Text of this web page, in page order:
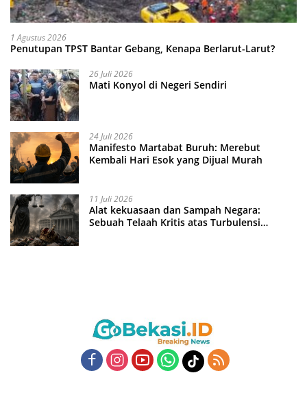
1 Agustus 2026
Penutupan TPST Bantar Gebang, Kenapa Berlarut-Larut?
26 Juli 2026
Mati Konyol di Negeri Sendiri
24 Juli 2026
Manifesto Martabat Buruh: Merebut
Kembali Hari Esok yang Dijual Murah
11 Juli 2026
Alat kekuasaan dan Sampah Negara:
Sebuah Telaah Kritis atas Turbulensi